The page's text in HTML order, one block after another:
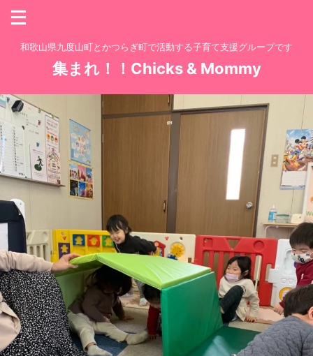
和歌山県九度山町とかつらぎ町で活動する子育て支援グループです
集まれ！！Chicks & Mommy